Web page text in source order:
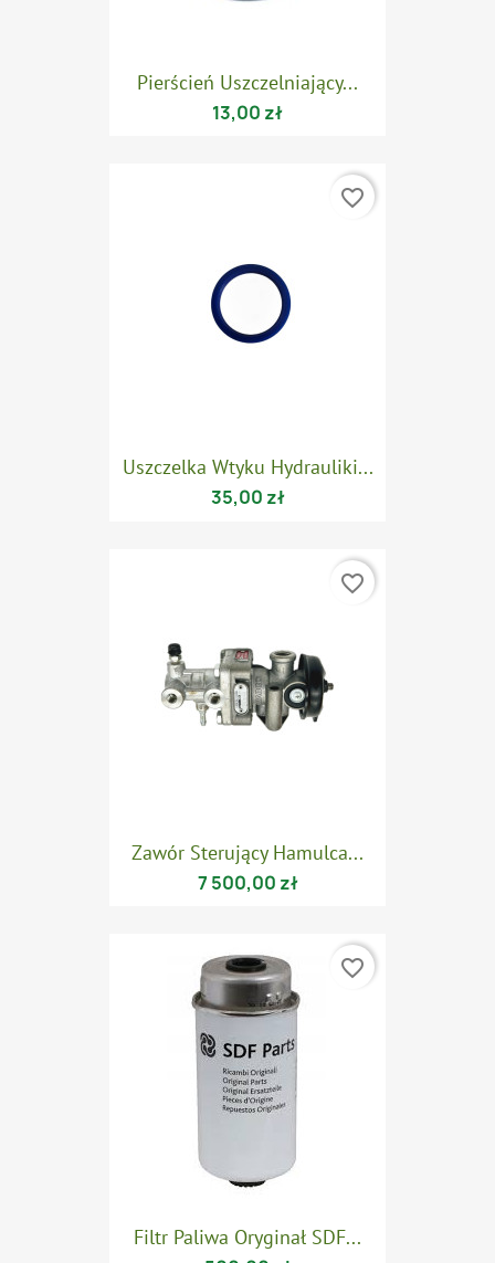
Pierścień Uszczelniający...
13,00 zł
Uszczelka Wtyku Hydrauliki...
35,00 zł
favorite_border
Zawór Sterujący Hamulca...
7 500,00 zł
favorite_border
Filtr Paliwa Oryginał SDF...
favorite_border